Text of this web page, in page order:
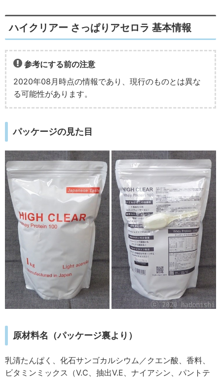
ハイクリアー さっぱりアセロラ 基本情報
参考にする前の注意
2020年08月時点の情報であり、現行のものとは異な
る可能性があります。
パッケージの見た目
原材料名（パッケージ裏より）
乳清たんぱく、化石サンゴカルシウム／クエン酸、香料、
ビタミンミックス（V.C、抽出V.E、ナイアシン、パントテ